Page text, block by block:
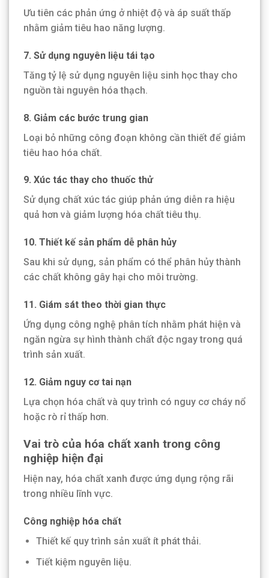
Ưu tiên các phản ứng ở nhiệt độ và áp suất thấp
nhằm giảm tiêu hao năng lượng.
7. Sử dụng nguyên liệu tái tạo
Tăng tỷ lệ sử dụng nguyên liệu sinh học thay cho
nguồn tài nguyên hóa thạch.
8. Giảm các bước trung gian
Loại bỏ những công đoạn không cần thiết để giảm
tiêu hao hóa chất.
9. Xúc tác thay cho thuốc thử
Sử dụng chất xúc tác giúp phản ứng diễn ra hiệu
quả hơn và giảm lượng hóa chất tiêu thụ.
10. Thiết kế sản phẩm dễ phân hủy
Sau khi sử dụng, sản phẩm có thể phân hủy thành
các chất không gây hại cho môi trường.
11. Giám sát theo thời gian thực
Ứng dụng công nghệ phân tích nhằm phát hiện và
ngăn ngừa sự hình thành chất độc ngay trong quá
trình sản xuất.
12. Giảm nguy cơ tai nạn
Lựa chọn hóa chất và quy trình có nguy cơ cháy nổ
hoặc rò rỉ thấp hơn.
Vai trò của hóa chất xanh trong công
nghiệp hiện đại
Hiện nay, hóa chất xanh được ứng dụng rộng rãi
trong nhiều lĩnh vực.
Công nghiệp hóa chất
Thiết kế quy trình sản xuất ít phát thải.
Tiết kiệm nguyên liệu.